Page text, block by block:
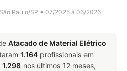
Paulo/SP • 07/2025 a 06/2026
Atacado de Material Elétrico
1.164 profissionais em
1.298 nos últimos 12 meses,